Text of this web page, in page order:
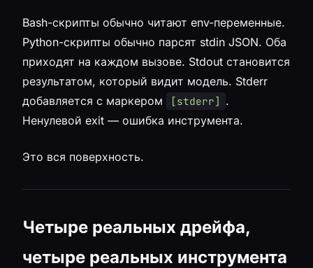
Bash-скрипты обычно читают env-переменные.
Python-скрипты обычно парсят stdin JSON. Оба
приходят на каждом вызове. Stdout становится
результатом, который видит модель. Stderr
добавляется с маркером
[stderr] .
Ненулевой exit — ошибка инструмента.
Это вся поверхность.
Четыре реальных дрейфа,
четыре реальных инструмента